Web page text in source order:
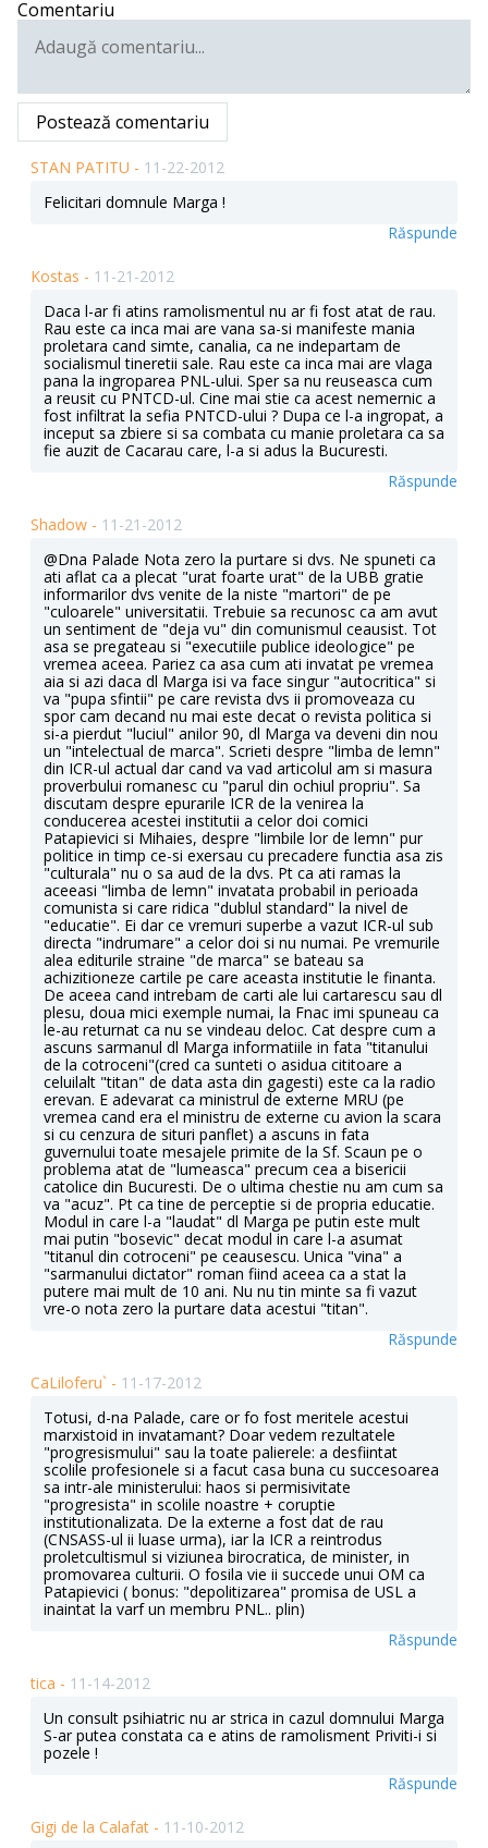
Comentariu
Postează comentariu
STAN PATITU - 11-22-2012
Felicitari domnule Marga !
Răspunde
Kostas - 11-21-2012
Daca l-ar fi atins ramolismentul nu ar fi fost atat de rau.
Rau este ca inca mai are vana sa-si manifeste mania
proletara cand simte, canalia, ca ne indepartam de
socialismul tineretii sale. Rau este ca inca mai are vlaga
pana la ingroparea PNL-ului. Sper sa nu reuseasca cum
a reusit cu PNTCD-ul. Cine mai stie ca acest nemernic a
fost infiltrat la sefia PNTCD-ului ? Dupa ce l-a ingropat, a
inceput sa zbiere si sa combata cu manie proletara ca sa
fie auzit de Cacarau care, l-a si adus la Bucuresti.
Răspunde
Shadow - 11-21-2012
@Dna Palade Nota zero la purtare si dvs. Ne spuneti ca
ati aflat ca a plecat "urat foarte urat" de la UBB gratie
informarilor dvs venite de la niste "martori" de pe
"culoarele" universitatii. Trebuie sa recunosc ca am avut
un sentiment de "deja vu" din comunismul ceausist. Tot
asa se pregateau si "executiile publice ideologice" pe
vremea aceea. Pariez ca asa cum ati invatat pe vremea
aia si azi daca dl Marga isi va face singur "autocritica" si
va "pupa sfintii" pe care revista dvs ii promoveaza cu
spor cam decand nu mai este decat o revista politica si
si-a pierdut "luciul" anilor 90, dl Marga va deveni din nou
un "intelectual de marca". Scrieti despre "limba de lemn"
din ICR-ul actual dar cand va vad articolul am si masura
proverbului romanesc cu "parul din ochiul propriu". Sa
discutam despre epurarile ICR de la venirea la
conducerea acestei institutii a celor doi comici
Patapievici si Mihaies, despre "limbile lor de lemn" pur
politice in timp ce-si exersau cu precadere functia asa zis
"culturala" nu o sa aud de la dvs. Pt ca ati ramas la
aceeasi "limba de lemn" invatata probabil in perioada
comunista si care ridica "dublul standard" la nivel de
"educatie". Ei dar ce vremuri superbe a vazut ICR-ul sub
directa "indrumare" a celor doi si nu numai. Pe vremurile
alea editurile straine "de marca" se bateau sa
achizitioneze cartile pe care aceasta institutie le finanta.
De aceea cand intrebam de carti ale lui cartarescu sau dl
plesu, doua mici exemple numai, la Fnac imi spuneau ca
le-au returnat ca nu se vindeau deloc. Cat despre cum a
ascuns sarmanul dl Marga informatiile in fata "titanului
de la cotroceni"(cred ca sunteti o asidua cititoare a
celuilalt "titan" de data asta din gagesti) este ca la radio
erevan. E adevarat ca ministrul de externe MRU (pe
vremea cand era el ministru de externe cu avion la scara
si cu cenzura de situri panflet) a ascuns in fata
guvernului toate mesajele primite de la Sf. Scaun pe o
problema atat de "lumeasca" precum cea a bisericii
catolice din Bucuresti. De o ultima chestie nu am cum sa
va "acuz". Pt ca tine de perceptie si de propria educatie.
Modul in care l-a "laudat" dl Marga pe putin este mult
mai putin "bosevic" decat modul in care l-a asumat
"titanul din cotroceni" pe ceausescu. Unica "vina" a
"sarmanului dictator" roman fiind aceea ca a stat la
putere mai mult de 10 ani. Nu nu tin minte sa fi vazut
vre-o nota zero la purtare data acestui "titan".
Răspunde
CaLiloferu` - 11-17-2012
Totusi, d-na Palade, care or fo fost meritele acestui
marxistoid in invatamant? Doar vedem rezultatele
"progresismului" sau la toate palierele: a desfiintat
scolile profesionele si a facut casa buna cu succesoarea
sa intr-ale ministerului: haos si permisivitate
"progresista" in scolile noastre + coruptie
institutionalizata. De la externe a fost dat de rau
(CNSASS-ul ii luase urma), iar la ICR a reintrodus
proletcultismul si viziunea birocratica, de minister, in
promovarea culturii. O fosila vie ii succede unui OM ca
Patapievici ( bonus: "depolitizarea" promisa de USL a
inaintat la varf un membru PNL.. plin)
Răspunde
tica - 11-14-2012
Un consult psihiatric nu ar strica in cazul domnului Marga
S-ar putea constata ca e atins de ramolisment Priviti-i si
pozele !
Răspunde
Gigi de la Calafat - 11-10-2012